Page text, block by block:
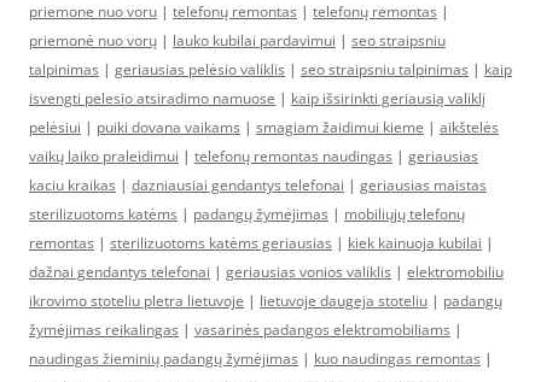
priemone nuo voru | telefonų remontas | telefonų remontas |
priemonė nuo vorų | lauko kubilai pardavimui | seo straipsniu
talpinimas | geriausias pelėsio valiklis | seo straipsniu talpinimas | kaip
isvengti pelesio atsiradimo namuose | kaip išsirinkti geriausią valiklį
pelėsiui | puiki dovana vaikams | smagiam žaidimui kieme | aikštelės
vaikų laiko praleidimui | telefonų remontas naudingas | geriausias
kaciu kraikas | dazniausiai gendantys telefonai | geriausias maistas
sterilizuotoms katėms | padangų žymėjimas | mobiliųjų telefonų
remontas | sterilizuotoms katėms geriausias | kiek kainuoja kubilai |
dažnai gendantys telefonai | geriausias vonios valiklis | elektromobiliu
ikrovimo stoteliu pletra lietuvoje | lietuvoje daugeja stoteliu | padangų
žymėjimas reikalingas | vasarinės padangos elektromobiliams |
naudingas žieminių padangų žymėjimas | kuo naudingas remontas |